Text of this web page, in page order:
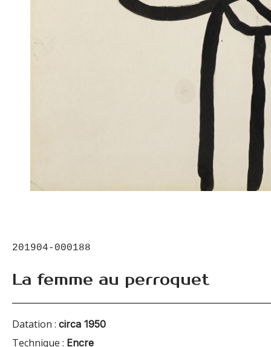
201904-000188
La femme au perroquet
Datation : circa 1950
Technique : Encre